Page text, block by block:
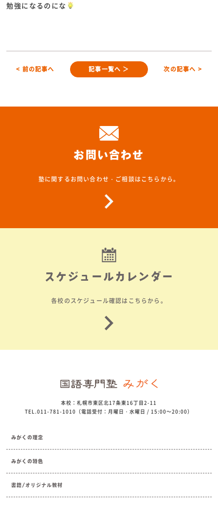
勉強になるのにな
< 前の記事へ 記事一覧へ ＞ 次の記事へ >
お問い合わせ
塾に関するお問い合わせ・ご相談はこちらから。
スケジュールカレンダー
各校のスケジュール確認はこちらから。
本校：札幌市東区北17条東16丁目2-11
TEL.011-781-1010（電話受付：月曜日・水曜日 / 15:00～20:00）
みがくの理念
みがくの特色
書籍/オリジナル教材